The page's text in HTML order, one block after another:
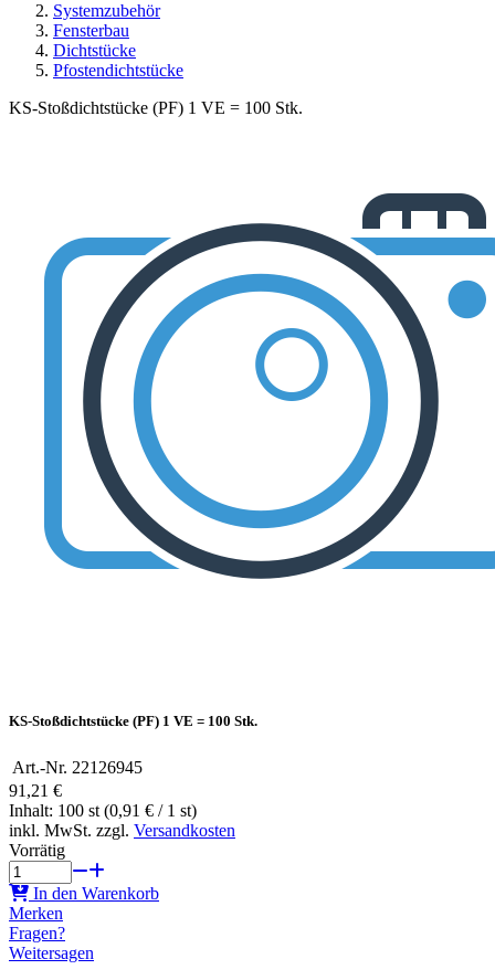
Systemzubehör
Fensterbau
Dichtstücke
Pfostendichtstücke
KS-Stoßdichtstücke (PF) 1 VE = 100 Stk.
KS-Stoßdichtstücke (PF) 1 VE = 100 Stk.
Art.-Nr. 22126945
91,21 €
Inhalt: 100 st (0,91 € / 1 st)
inkl. MwSt. zzgl. Versandkosten
Vorrätig
In den Warenkorb
Merken
Fragen?
Weitersagen